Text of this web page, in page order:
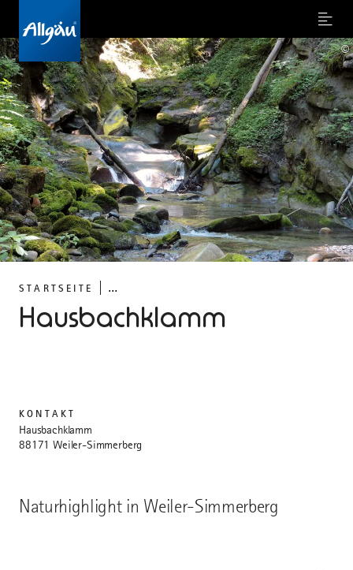
Menu
STARTSEITE ...
Hausbachklamm
©
Naturhighlight in Weiler-Simmerberg
KONTAKT
Hausbachklamm
88171 Weiler-Simmerberg